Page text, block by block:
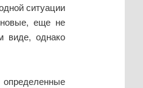
ситуации
новые, еще не
виде, однако
определенные